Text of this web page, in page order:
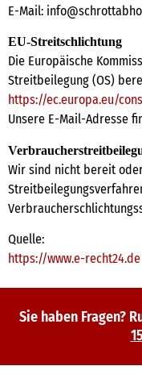
E-Mail:
EU-Streitschlichtung
Die Europäische
Streitbeilegung (OS)
https://ec.europa.eu/
Unsere E-Mail-Adresse
Wir sind nicht bereit
Quelle:
https://www.e-recht24.de
Sie haben Fragen?